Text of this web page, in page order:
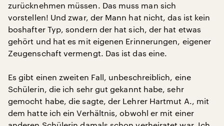
zurücknehmen müssen. Das muss man sich
vorstellen! Und zwar, der Mann hat nicht, das ist kein
boshafter Typ, sondern der hat sich, der hat etwas
gehört und hat es mit eigenen Erinnerungen, eigener
Zeugenschaft vermengt. Das ist das eine.
Es gibt einen zweiten Fall, unbeschreiblich, eine
Schülerin, die ich sehr gut gekannt habe, sehr
gemocht habe, die sagte, der Lehrer Hartmut A., mit
dem hatte ich ein Verhältnis, obwohl er mit einer